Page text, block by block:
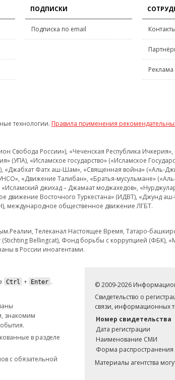
ПОДПИСКИ
Подписка по email Контакты
Реклама
технологии. Правила применения
России»), «Чеченская Республика Ичкерия»,
(УПА), «Исламское государство» («Исламское
Фатх аш-Шам», «Священная война» («Аль-
«Движение Талибан», «Братья-мусульмане»
«Исламский джихад – Джамаат моджахедов»,
движение Восточного Туркестана» (ИДВТ), «Джунд
международное общественное движение ЛГБТ.
Телеканал Настоящее Время, Татаро-
Bellingcat), Фонд борьбы с коррупцией (ФБК),
в России иноагентами.
Ctrl + Enter .
знакомим
в разделе
с обязательной
© 2009-2026
Свидетельство о
связи, информационных
Номер свидетельства
Дата регистрации
Наименование СМИ
Форма распространения
Материалы агентства